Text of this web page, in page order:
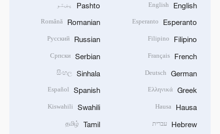
English
English
Esperanto
Esperanto
Filipino
Filipino
French
Français
German
Deutsch
Greek
Ελληνικά
Hausa
Hausa
Hebrew עברית
Pashto پښتو
Romanian
Română
Russian
Русский
Serbian
Српски
Sinhala
සිංහල
Spanish
Español
Swahili
Kiswahili
Tamil
தமிழ்